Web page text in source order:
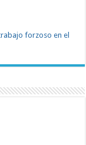
forzoso en el